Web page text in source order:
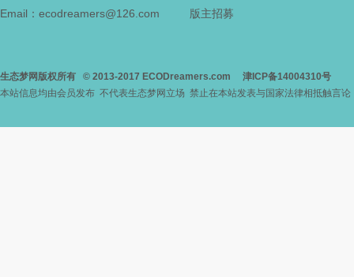
Email：ecodreamers@126.com
版主招募
生态梦网版权所有 © 2013-2017 ECODreamers.com
津ICP备14004310号
本站信息均由会员发布 不代表生态梦网立场 禁止在本站发表与国家法律相抵触言论